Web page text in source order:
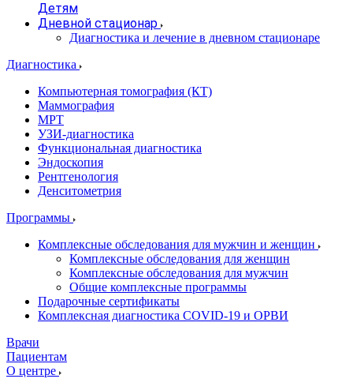
Детям
Дневной стационар
Диагностика и лечение в дневном стационаре
Диагностика
Компьютерная томография (КТ)
Маммография
МРТ
УЗИ-диагностика
Функциональная диагностика
Эндоскопия
Рентгенология
Денситометрия
Программы
Комплексные обследования для мужчин и женщин
Комплексные обследования для женщин
Комплексные обследования для мужчин
Общие комплексные программы
Подарочные сертификаты
Комплексная диагностика COVID-19 и ОРВИ
Врачи
Пациентам
О центре